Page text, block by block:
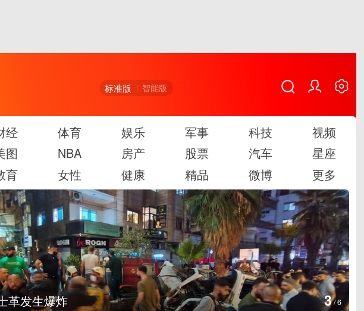
标准版 智能版
经 体育 娱乐 军事 科技
视频
图
NBA 房产 股票 汽车
星座
育
女性 健康 精品 微博 更多
图集
云南弥勒：欢庆火把节 4/6